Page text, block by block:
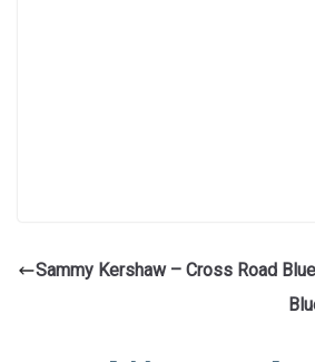
Sammy Kershaw – Cross Road